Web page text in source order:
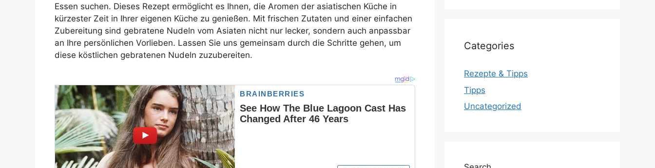
Essen suchen. Dieses Rezept ermöglicht es Ihnen, die Aromen der asiatischen Küche in
kürzester Zeit in Ihrer eigenen Küche zu genießen. Mit frischen Zutaten und einer einfachen
Zubereitung sind gebratene Nudeln vom Asiaten nicht nur lecker, sondern auch anpassbar
an Ihre persönlichen Vorlieben. Lassen Sie uns gemeinsam durch die Schritte gehen, um
diese köstlichen gebratenen Nudeln zuzubereiten.
Categories
Rezepte & Tipps
Tipps
Uncategorized